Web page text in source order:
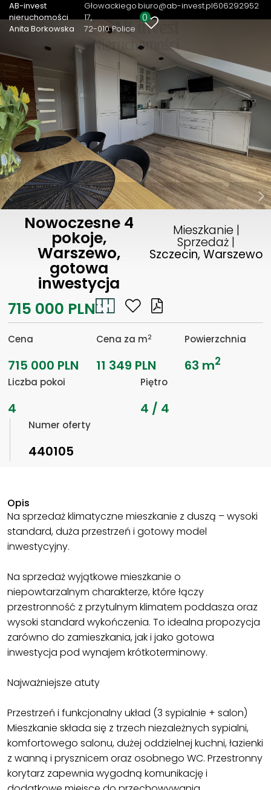
AB-invest
nieruchomości
Anita Borkowska
Głowackiego
17
72-010 Police
biuro@ab-invest.pl606292952
0
Nowoczesne 4
pokoje,
Warszewo,
gotowa
inwestycja
Mieszkanie |
Sprzedaż |
Szczecin, Warszewo
715 000 PLN
Cena
715 000 PLN
Cena za m2
11 349 PLN
Powierzchnia
63 m2
Liczba pokoi
4
Piętro
4 / 4
Numer oferty
440105
Opis
Na sprzedaż klimatyczne mieszkanie z duszą – wysoki
standard, duża przestrzeń i gotowy model
inwestycyjny.
Na sprzedaż wyjątkowe mieszkanie o
niepowtarzalnym charakterze, które łączy
przestronność z przytulnym klimatem poddasza oraz
wysoki standard wykończenia. To idealna propozycja
zarówno do zamieszkania, jak i jako gotowa
inwestycja pod wynajem krótkoterminowy.
Najważniejsze atuty
Przestrzeń i funkcjonalny układ (3 sypialnie + salon)
Mieszkanie składa się z trzech niezależnych sypialni,
komfortowego salonu, dużej oddzielnej kuchni, łazienki
z wanną i prysznicem oraz osobnego WC. Przestronny
korytarz zapewnia wygodną komunikację i